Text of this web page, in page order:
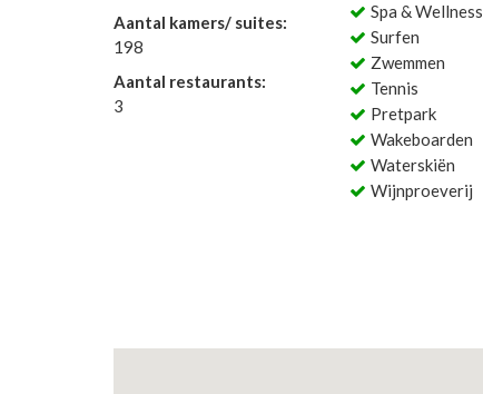
Aantal kamers/ suites:
198
Aantal restaurants:
3
Spa & Wellness
Surfen
Zwemmen
Tennis
Pretpark
Wakeboarden
Waterskiën
Wijnproeverij